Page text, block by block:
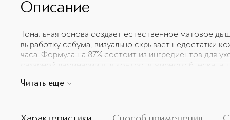
Описание
Тональная основа создает естественное матовое
выработку себума, визуально скрывает недостатки
часа. Формула на 87% состоит из ингредиентов для
сахарной ламинарии для контроля жирного блеска,
взаимодействует с кожей, придавая ей
закупоривает поры • SPF 15 для защиты от
Читать еще